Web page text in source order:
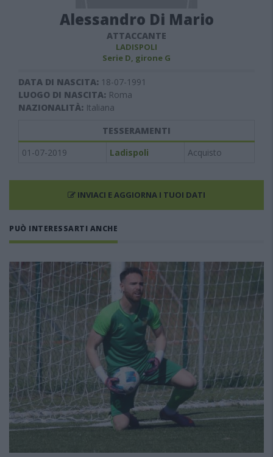
Alessandro Di Mario
ATTACCANTE
LADISPOLI
Serie D, girone G
DATA DI NASCITA: 18-07-1991
LUOGO DI NASCITA: Roma
NAZIONALITÀ: Italiana
TESSERAMENTI
01-07-2019
Ladispoli Acquisto
INVIACI E AGGIORNA I TUOI DATI
PUÒ INTERESSARTI ANCHE